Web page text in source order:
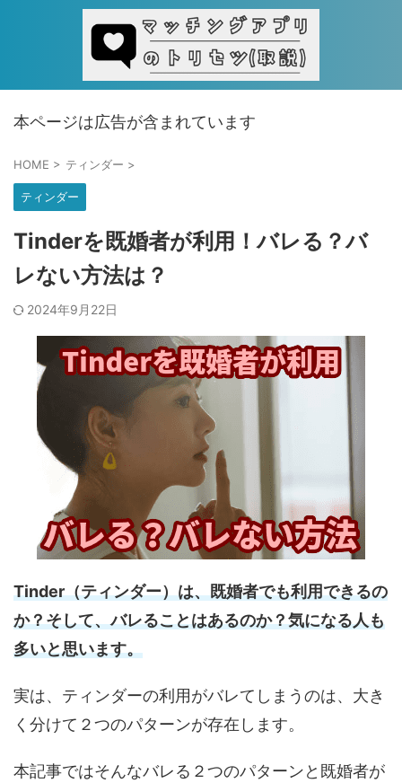
本ページは広告が含まれています
HOME > ティンダー >
ティンダー
Tinderを既婚者が利用！バレる？バ
レない方法は？
2024年9月22日
Tinder（ティンダー）は、既婚者でも利用できるの
か？そして、バレることはあるのか？気になる人も
多いと思います。
実は、ティンダーの利用がバレてしまうのは、大き
く分けて２つのパターンが存在します。
本記事ではそんなバレる２つのパターンと既婚者が